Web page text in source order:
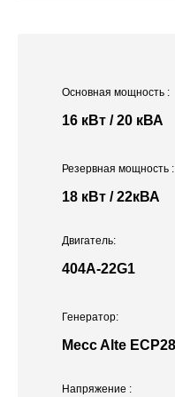
Основная мощность :
16 кВт / 20 кВА
Двигатель:
404A-22G1
Напряжение :
Резервная мощность :
18 кВт / 22кВА
Генератор:
Mecc Alte